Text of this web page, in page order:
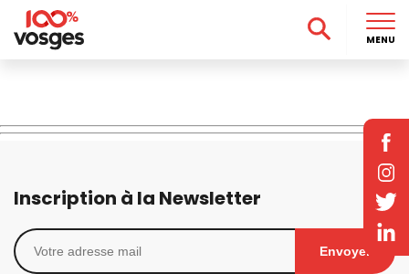
Inscription à la Newsletter
Envoyer
MENU